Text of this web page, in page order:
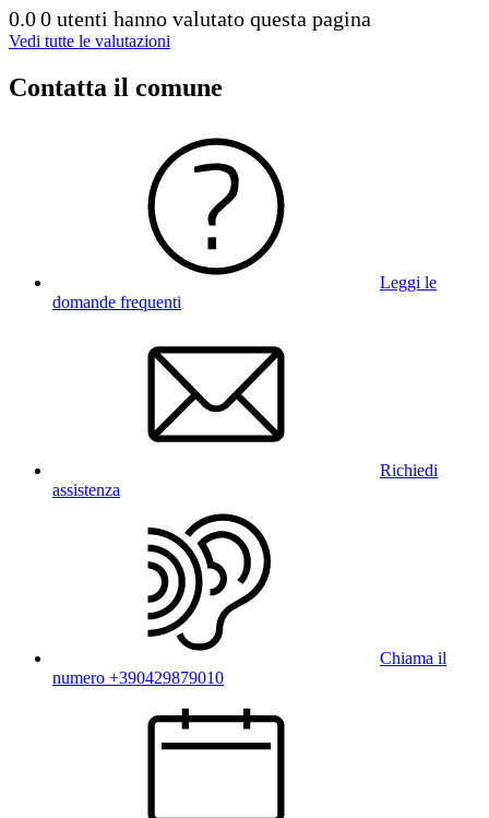
0.00 utenti hanno valutato questa pagina
Vedi tutte le valutazioni
Contatta il comune
Leggi le
domande frequenti
Richiedi
assistenza
Chiama il
numero +390429879010